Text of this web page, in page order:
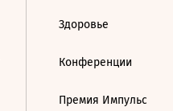
Здоровье
Конференции
Премия Импульс